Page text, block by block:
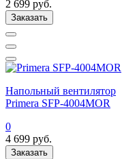
2 699 руб.
Заказать
Напольный вентилятор
Primera SFP-4004MOR
0
4 699 руб.
Заказать